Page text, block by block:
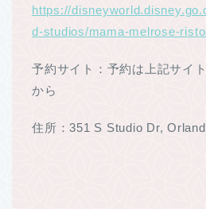
https://
d-studios/mama-melrose-
予約サイト：予約は上記サイ
から
住所：351 S Studio Dr,